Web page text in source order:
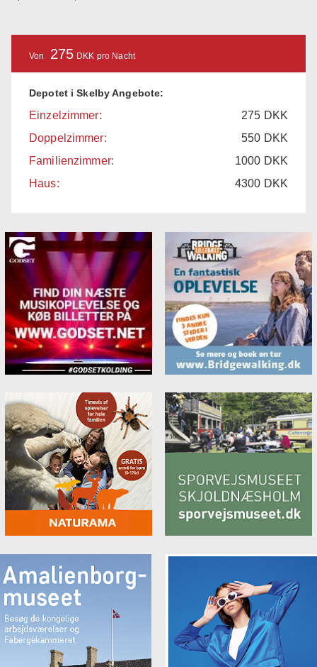
Von 275 DKK pro Nacht
Depotet i Skelby Angebote:
Einzelzimmer: 275 DKK
Doppelzimmer:
550 DKK
Familienzimmer:
1000 DKK
Haus:
4300 DKK